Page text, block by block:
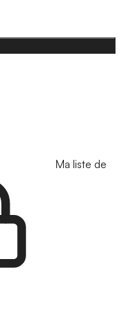
Ma liste de